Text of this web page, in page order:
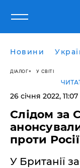
Новини
ДІАЛОГ У СВІТІ
26 січня 2022, 11:07
Слідом за
проти
У Британії